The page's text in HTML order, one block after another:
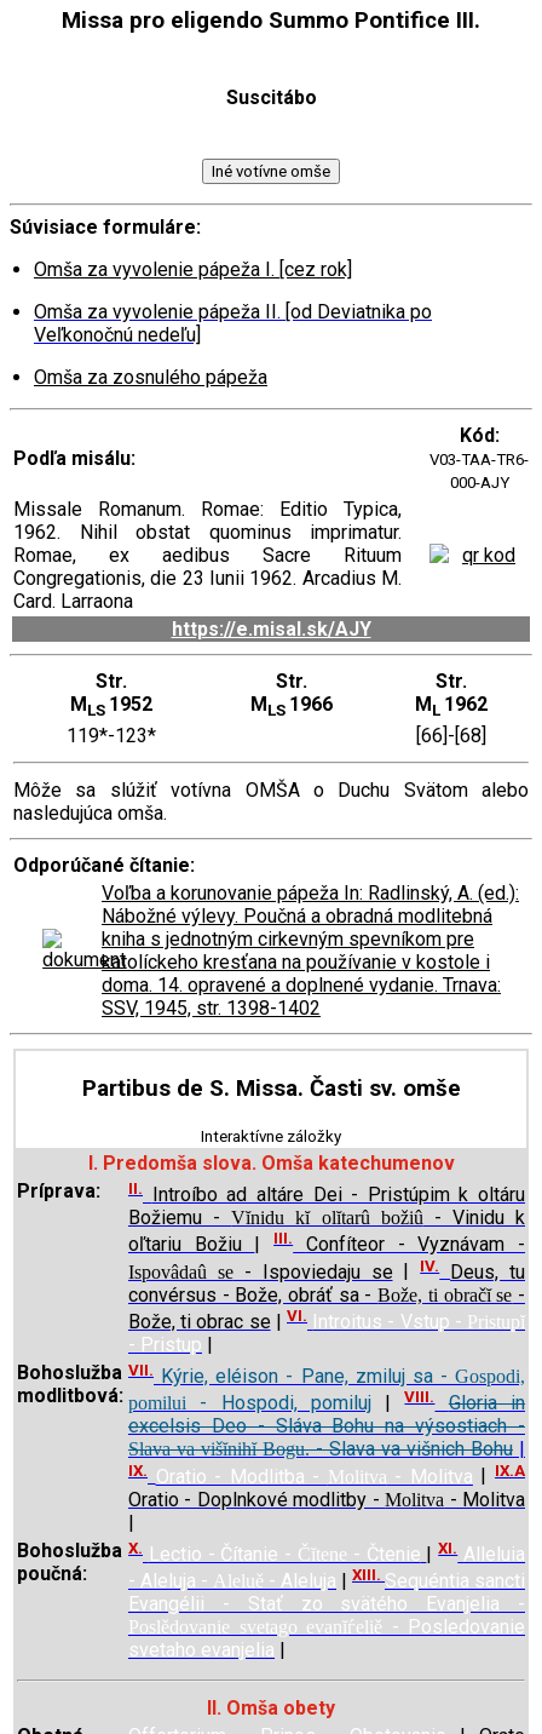
Missa pro eligendo Summo Pontifice III.
Suscitábo
Iné votívne omše
Súvisiace formuláre:
Omša za vyvolenie pápeža I. [cez rok]
Omša za vyvolenie pápeža II. [od Deviatnika po
Veľkonočnú nedeľu]
Omša za zosnulého pápeža
Podľa misálu:
Kód:
V03-TAA-TR6-
000-AJY
Missale Romanum. Romae: Editio Typica,
1962. Nihil obstat quominus imprimatur.
Romae, ex aedibus Sacre Rituum
Congregationis, die 23 Iunii 1962. Arcadius M.
Card. Larraona
https://e.misal.sk/AJY
Str.
MLS 1952
Str.
MLS 1966
Str.
ML 1962
119*-123*
[66]-[68]
Môže sa slúžiť votívna OMŠA o Duchu Svätom alebo
nasledujúca omša.
Odporúčané čítanie:
Voľba a korunovanie pápeža In: Radlinský, A. (ed.):
Nábožné výlevy. Poučná a obradná modlitebná
kniha s jednotným cirkevným spevníkom pre
katolíckeho kresťana na používanie v kostole i
doma. 14. opravené a doplnené vydanie. Trnava:
SSV, 1945, str. 1398-1402
Partibus de S. Missa. Časti sv. omše
Interaktívne záložky
I. Predomša slova. Omša katechumenov
Príprava:
II.
Introíbo ad altáre Dei - Pristúpim k oltáru
Božiemu -Vĭnidu kĭ olĭtarû božiû- Vinidu k
oľtariu Božiu
|III. Confíteor - Vyznávam -
Ispovâdaû se- Ispoviedaju se|IV.
Deus, tu
convérsus - Bože, obráť sa -Bože, ti obračĭ se -
Bože, ti obrac se|VI. Introitus - Vstup - Pristupĭ
- Pristup |
Bohoslužba
modlitbová:
VII. Kýrie, eléison - Pane, zmiluj sa - Gospodi,
pomilui - Hospodi, pomiluj|VIII.
Gloria in
excelsis Deo - Sláva Bohu na výsostiach -
Slava va višĭnihĭ Bogu.- Slava va višnich Bohu
IX. Oratio - Modlitba - Molitva - Molitva IX.A
Oratio - Doplnkové modlitby -Molitva - Molitva
|
Bohoslužba
poučná:
X. Lectio - Čítanie - Čĭtene - Čtenie | XI. Alleluia
- Aleluja - Aleluě - Aleluja XIII. Sequéntia sancti
Evangélii - Stať zo svätého Evanjelia -
Poslědovanie svetago evanĭѓeliě - Posledovanie
svetaho evanjelia
II. Omša obety